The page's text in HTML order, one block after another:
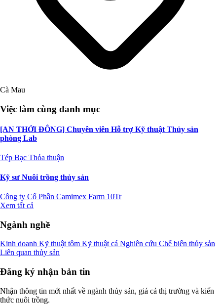
Cà Mau
Việc làm cùng danh mục
[AN THỚI ĐÔNG] Chuyên viên Hỗ trợ Kỹ thuật Thủy sản
phòng Lab
Tép Bạc Thỏa thuận
Kỹ sư Nuôi trồng thủy sản
Công ty Cổ Phần Camimex Farm 10Tr
Xem tất cả
Ngành nghề
Kinh doanh Kỹ thuật tôm Kỹ thuật cá Nghiên cứu Chế biến thủy sản
Liên quan thủy sản
Đăng ký nhận bản tin
Nhận thông tin mới nhất về ngành thủy sản, giá cả thị trường và kiến
thức nuôi trồng.